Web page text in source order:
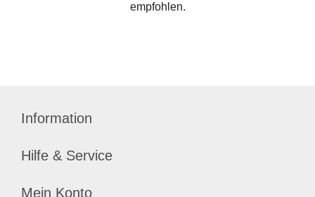
empfohlen.
Information
Hilfe & Service
Mein Konto